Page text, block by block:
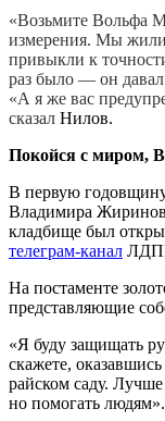
«Возьмите Вольфа
измерения. Мы
привыкли к
раз было — он
«А я же вас
сказал Нилов.
Покойся с миром,
В первую
Владимира
кладбище был
телеграм-канал
На постаменте
представляющие
«Я буду защищать
скажете,
райском саду.
но помогать людям».